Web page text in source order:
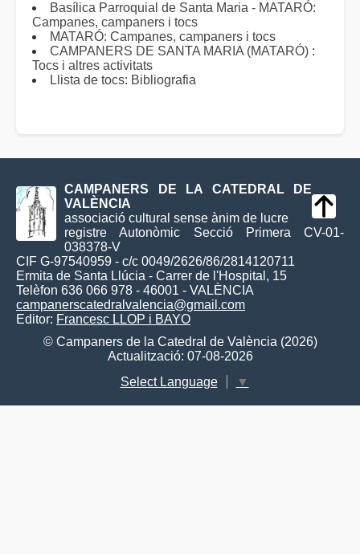
Basílica Parroquial de Santa Maria - MATARÓ:
Campanes, campaners i tocs
MATARÓ: Campanes, campaners i tocs
CAMPANERS DE SANTA MARIA (MATARÓ) :
Tocs i altres activitats
Llista de tocs: Bibliografia
CAMPANERS DE LA CATEDRAL DE
VALÈNCIA
associació cultural sense ànim de lucre
registre Autonòmic Secció Primera CV-01-
038378-V
CIF G-97540959 - c/c 0049/2626/86/2814120711
Ermita de Santa Llúcia - Carrer de l'Hospital, 15
Telèfon 636 066 978 - 46001 - VALÈNCIA
campanerscatedralvalencia@gmail.com
Editor: Francesc LLOP i BAYO
© Campaners de la Catedral de València (2026)
Actualització: 07-08-2026
Select Language
▼